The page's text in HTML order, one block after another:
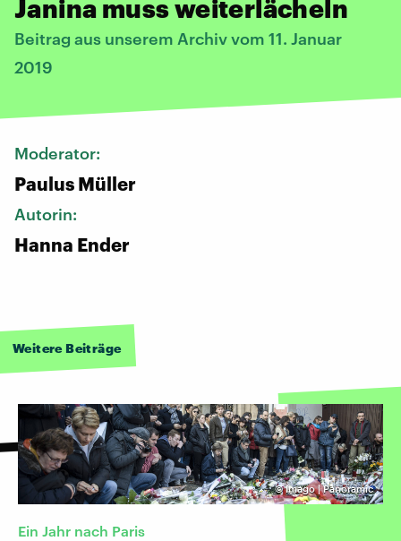
Janina muss weiterlächeln
Beitrag aus unserem Archiv vom 11. Januar
2019
Moderator:
Paulus Müller
Autorin:
Hanna Ender
Weitere Beiträge
©Imago | Panoramic
Ein Jahr nach Paris